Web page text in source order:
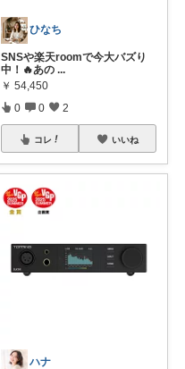
ひなち
SNSや楽天roomで今大バズり
中！🔥あの ...
￥ 54,450
0 0 2
コレ いいね
ハナ